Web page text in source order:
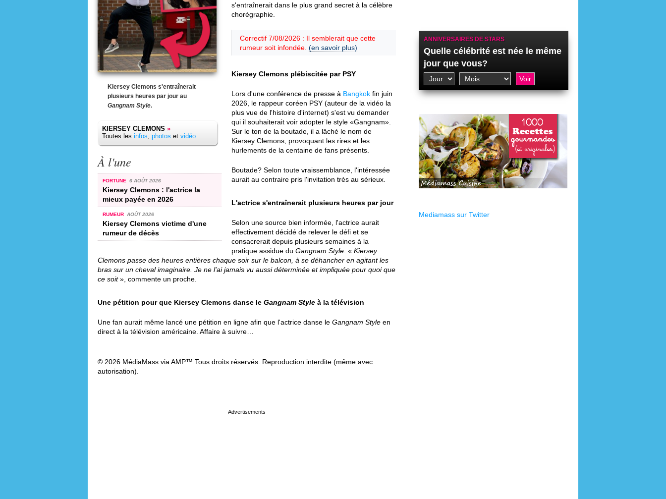
Kiersey Clemons s'entraînerait
plusieurs heures par jour au
Gangnam Style.
KIERSEY CLEMONS »
Toutes les infos, photos et vidéo.
À l'une
FORTUNE 6 AOÛT 2026
Kiersey Clemons : l'actrice la
mieux payée en 2026
RUMEUR AOÛT 2026
Kiersey Clemons victime d'une
rumeur de décès
s'entraînerait dans le plus grand secret à la célèbre
chorégraphie.
Correctif 7/08/2026 : Il semblerait que cette
rumeur soit infondée. (en savoir plus)
Kiersey Clemons plébiscitée par PSY
Lors d'une conférence de presse à Bangkok fin juin
2026, le rappeur coréen PSY (auteur de la vidéo la
plus vue de l'histoire d'internet) s'est vu demander
qui il souhaiterait voir adopter le style «Gangnam».
Sur le ton de la boutade, il a lâché le nom de
Kiersey Clemons, provoquant les rires et les
hurlements de la centaine de fans présents.
Boutade? Selon toute vraissemblance, l'intéressée
aurait au contraire pris l'invitation très au sérieux.
L'actrice s'entraînerait plusieurs heures par jour
Selon une source bien informée, l'actrice aurait
effectivement décidé de relever le défi et se
consacrerait depuis plusieurs semaines à la
pratique assidue du Gangnam Style . « Kiersey
Clemons passe des heures entières chaque soir sur le balcon, à se déhancher en agitant les
bras sur un cheval imaginaire. Je ne l'ai jamais vu aussi déterminée et impliquée pour quoi que
ce soit», commente un proche.
Une pétition pour que Kiersey Clemons danse le Gangnam Style à la télévision
Une fan aurait même lancé une pétition en ligne afin que l'actrice danse le Gangnam Style en
direct à la télévision américaine. Affaire à suivre…
© 2026 MédiaMass via AMP™ Tous droits réservés. Reproduction interdite (même avec
autorisation).
ANNIVERSAIRES DE STARS
Quelle célébrité est née le même
jour que vous?
Mediamass sur Twitter